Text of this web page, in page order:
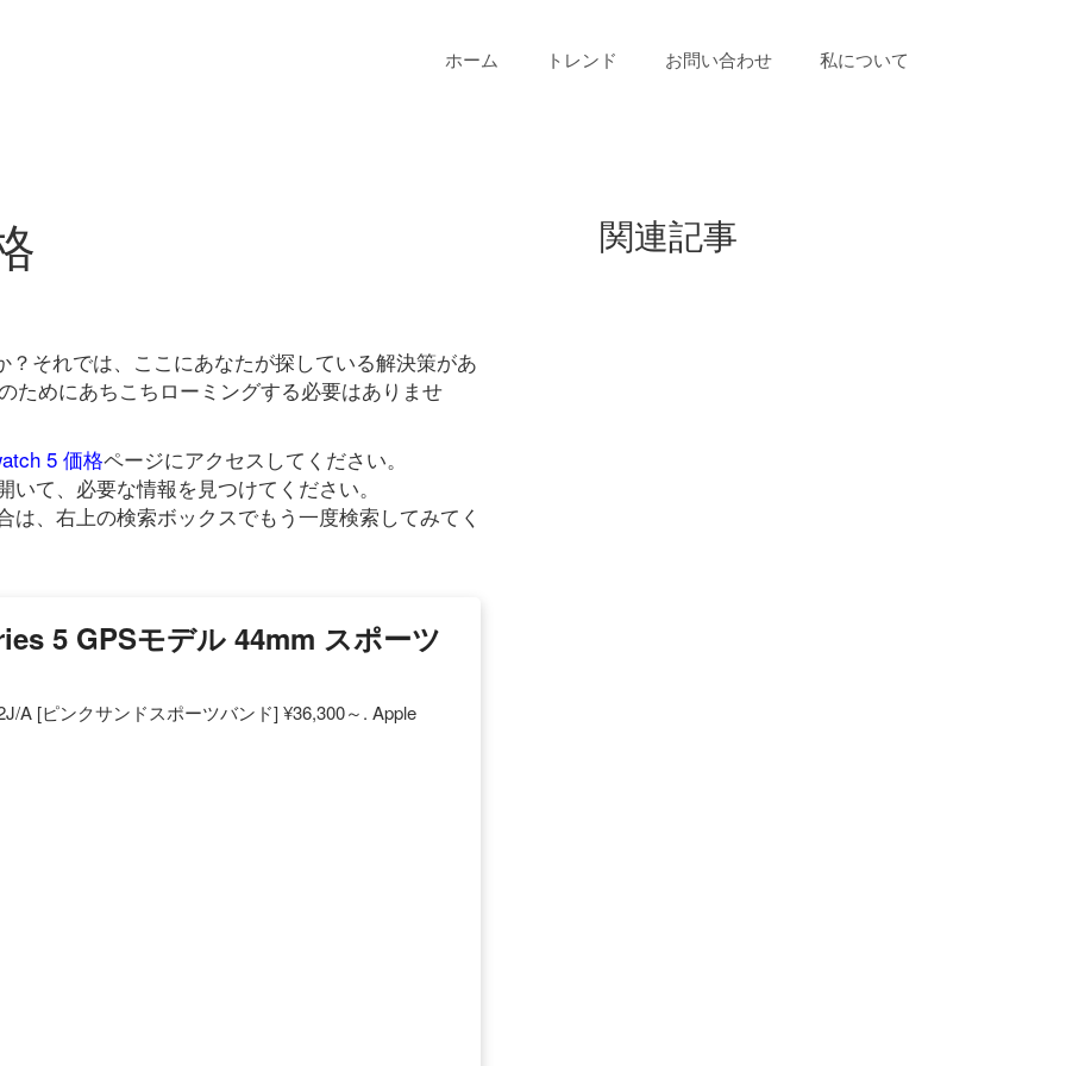
ホーム トレンド お問い合わせ 私について
それでは、ここにあなたが探している解決策があ
ためにあちこちローミングする必要はありませ
5 価格ページにアクセスしてください。
て、必要な情報を見つけてください。
は、右上の検索ボックスでもう一度検索してみてく
5 GPSモデル 44mm スポーツ
A [ピンクサンドスポーツバンド] ¥36,300～. Apple
関連記事